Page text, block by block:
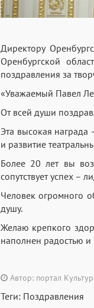
Директору
Оренбургской
поздравления за
«Уважаемый Павел
От всей души
Эта высокая
и развитие
Более 20 лет вы
сопутствует успех –
Человек огромного
душу.
Желаю крепкого
наполнен радостью
Автор: портал
Теги: Поздравления